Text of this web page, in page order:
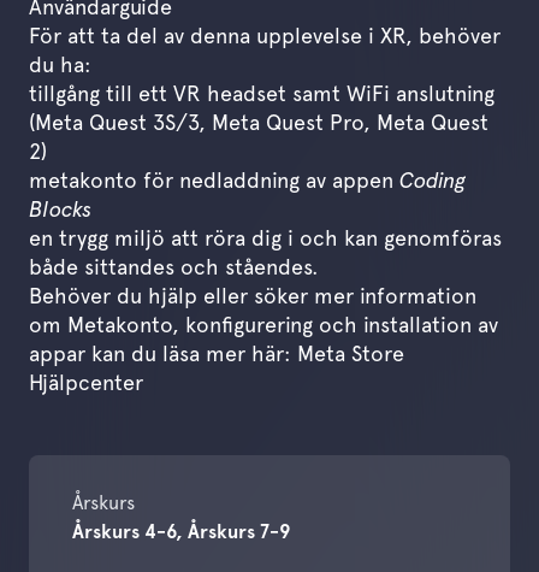
Användarguide
För att ta del av denna upplevelse i XR, behöver
du ha:
tillgång till ett VR headset samt WiFi anslutning
(Meta Quest 3S/3, Meta Quest Pro, Meta Quest
2)
metakonto för nedladdning av appen Coding
Blocks
en trygg miljö att röra dig i och kan genomföras
både sittandes och ståendes.
Behöver du hjälp eller söker mer information
om Metakonto, konfigurering och installation av
appar kan du läsa mer här: Meta Store
Hjälpcenter
Årskurs
Årskurs 4-6, Årskurs 7-9